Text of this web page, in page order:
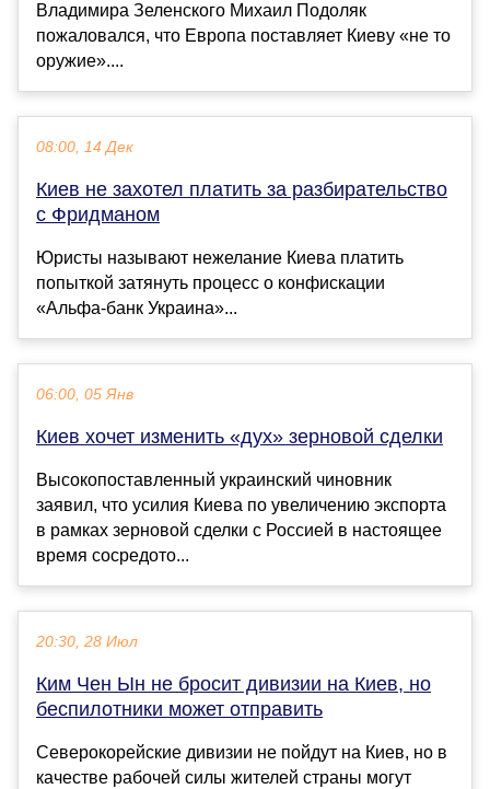
Владимира Зеленского Михаил Подоляк
пожаловался, что Европа поставляет Киеву «не то
оружие»....
08:00, 14 Дек
Киев не захотел платить за разбирательство
с Фридманом
Юристы называют нежелание Киева платить
попыткой затянуть процесс о конфискации
«Альфа-банк Украина»...
06:00, 05 Янв
Киев хочет изменить «дух» зерновой сделки
Высокопоставленный украинский чиновник
заявил, что усилия Киева по увеличению экспорта
в рамках зерновой сделки с Россией в настоящее
время сосредото...
20:30, 28 Июл
Ким Чен Ын не бросит дивизии на Киев, но
беспилотники может отправить
Северокорейские дивизии не пойдут на Киев, но в
качестве рабочей силы жителей страны могут